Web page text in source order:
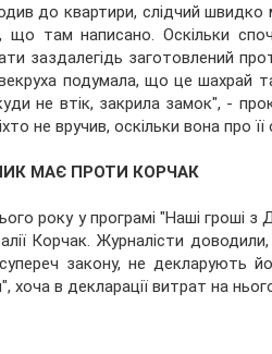
до квартири, слідчий
що там написано. Оскільки
заздалегідь заготовлений
подумала, що це шахрай
не втік, закрила замок", -
не вручив, оскільки вона про
МАЄ ПРОТИ КОРЧАК
року у програмі "Наші гроші
Корчак. Журналісти
закону, не декларують
хоча в декларації витрат на